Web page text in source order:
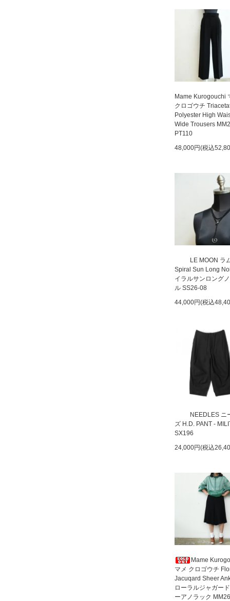
Mame Kurogouchi
クロゴウチ
Polyester High
Wide Trousers
PT110
48,000円(税込
LE MOON ラ
Spiral Sun Long
イラルサンロング
ル SS26-08
44,000円(税込
NEEDLES ニ
ズ H.D. PANT -
SX196
24,000円(税込
Mame
マメ クロゴウチ
Jacuqard Sheer
ローラルジャガー
ーアノラック